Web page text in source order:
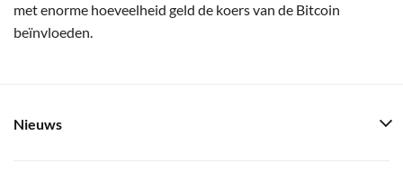
met enorme hoeveelheid geld de koers van de Bitcoin
beïnvloeden.
Nieuws